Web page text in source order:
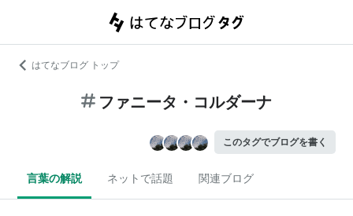
はてなブログ トップ
ファニータ・コルダーナ
このタグでブログを書く
言葉の解説 ネットで話題 関連ブログ